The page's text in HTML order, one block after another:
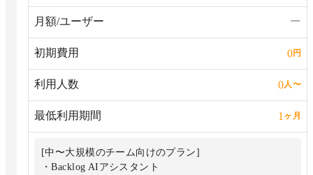
月額/ユーザー ー
初期費用 0円
利用人数 0人〜
最低利用期間 1 ヶ月
[中〜大規模のチーム向けのプラン]
・Backlog AIアシスタント